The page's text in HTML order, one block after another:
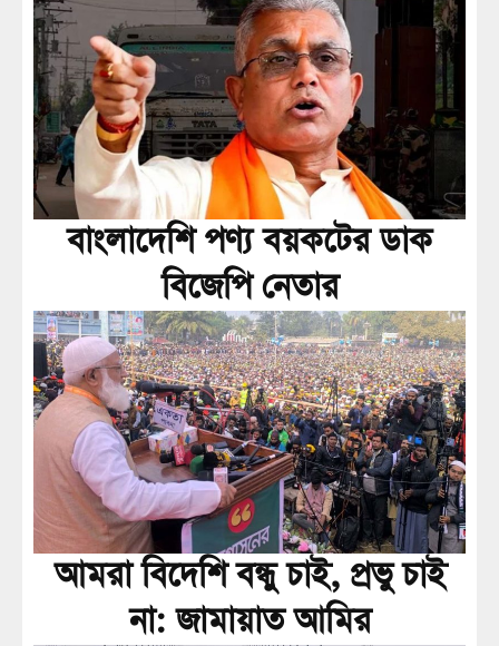
বাংলাদেশি পণ্য বয়কটের ডাক
বিজেপি নেতার
আমরা বিদেশি বন্ধু চাই, প্রভু চাই
না: জামায়াত আমির